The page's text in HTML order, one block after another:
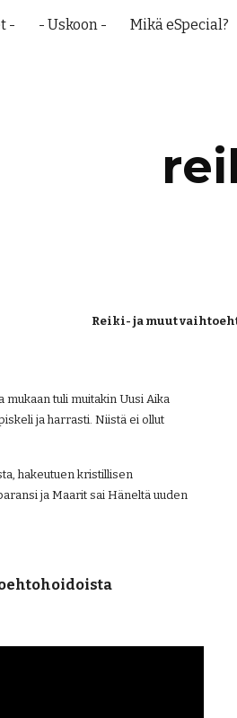
Skip to main content
- - Uskoon - Mikä eSpecial?
Reiki- ja muut
tuli muitakin Uusi Aika
ja harrasti. Niistä ei ollut
hakeutuen kristillisen
ja Maarit sai Häneltä uuden